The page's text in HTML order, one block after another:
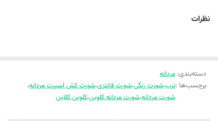
نظرات
دسته‌بندی: مردانه
برچسب‌ها :ترب،شورت رنگی،شورت فانتزی،شورت کش اسپرت مردانه،
شورت مردانه،شورت مردانه کلوین،کلوین کلاین